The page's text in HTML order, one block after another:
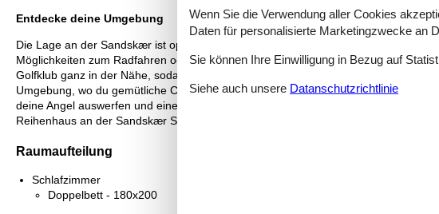
Entdecke deine Umgebung
Die Lage an der Sandskær ist optimal für Ruhe und aktive Erlebnisse. In der
Möglichkeiten zum Radfahren oder zu Spaziergängen in der schönen Landschaft.
Golfklub ganz in der Nähe, sodass du Urlaub mit einer Runde Golf kombinieren
Umgebung, wo du gemütliche Cafés, einzigartige Geschäfte und lokale
deine Angel auswerfen und einen ruhigen Moment am Wasser genießen kannst.
Reihenhaus an der Sandskær Strandvej 12 bietet dir die perfekten
Raumaufteilung
Schlafzimmer
Doppelbett - 180x200
Wenn Sie die Verwendung aller Cookies
Daten für personalisierte Marketingzwecke an
Sie können Ihre Einwilligung in Bezug auf
Siehe auch unsere Datanschutzrichtlinie